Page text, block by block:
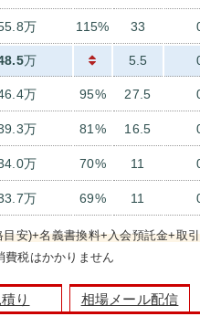
万 115% 33
万 5.5
万 95% 27.5
万 81% 16.5
万 70% 11
万 69% 11
安)+名義書換料+入会預託金+取
費税はかかりません
り 相場メール配信